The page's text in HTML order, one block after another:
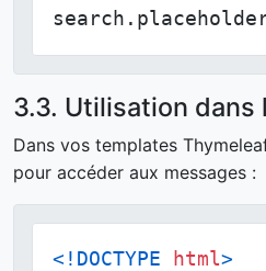
3.3. Utilisation dans
Dans vos templates
pour accéder aux messages :
<!DOCTYPE html>